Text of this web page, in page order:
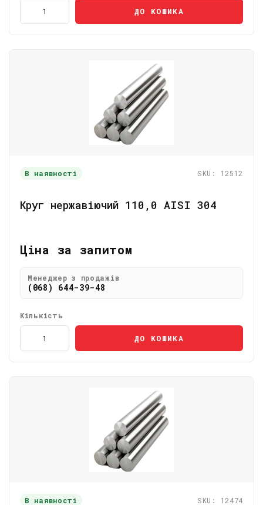
ДО КОШИКА
В наявності SKU: 12512
Круг нержавіючий 110,0 AISI 304
Ціна за запитом
Менеджер з продажів
(068) 644-39-48
Кількість
ДО КОШИКА
В наявності SKU: 12474